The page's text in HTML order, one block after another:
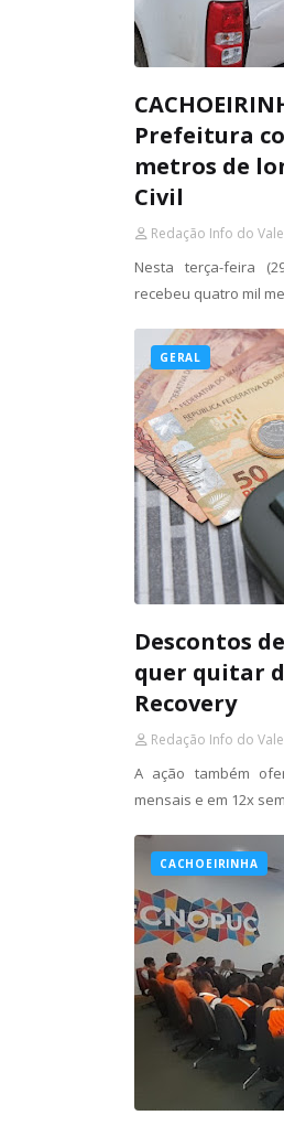
Prefeitura
metros de
Civil
Redação Info do Vale
Nesta terça-feira
recebeu quatro mil
GERAL
Descontos
quer quitar
Recovery
Redação Info do Vale
A ação também
mensais e em 12x
CACHOEIRINHA